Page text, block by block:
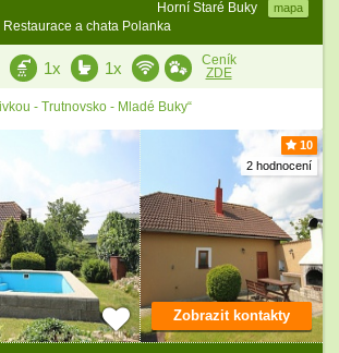
Horní Staré Buky mapa
a chata Polanka
1x 1x
Ceník
ZDE
- Trutnovsko - Mladé Buky“
10
2 hodnocení
Zobrazit kontakty